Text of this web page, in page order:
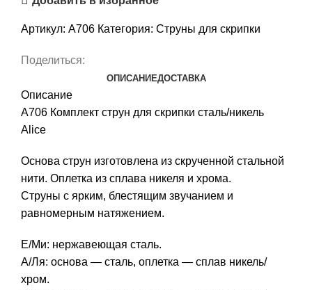
Артикул: A706 Категория: Струны для скрипки
Поделиться:
ОПИСАНИЕДОСТАВКА
Описание
A706 Комплект струн для скрипки сталь/никель
Alice
Основа струн изготовлена из скрученной стальной
нити. Оплетка из сплава никеля и хрома.
Струны с ярким, блестящим звучанием и
равномерным натяжением.
E/Ми: нержавеющая сталь.
A/Ля: основа — сталь, оплетка — сплав никель/
хром.